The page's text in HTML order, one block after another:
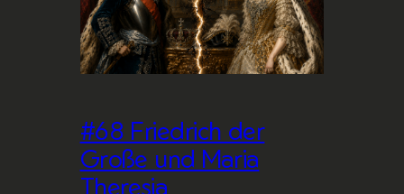
#68 Friedrich der
Große und Maria
Theresia